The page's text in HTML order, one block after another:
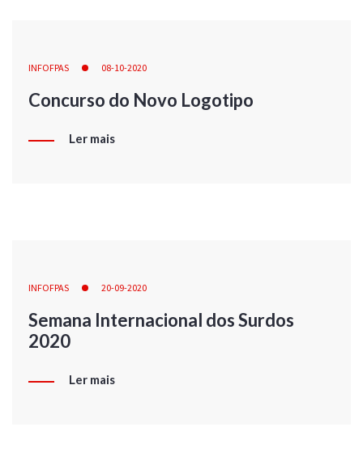
INFOFPAS 08-10-2020
Concurso do Novo Logotipo
Ler mais
INFOFPAS 20-09-2020
Semana Internacional dos Surdos
2020
Ler mais